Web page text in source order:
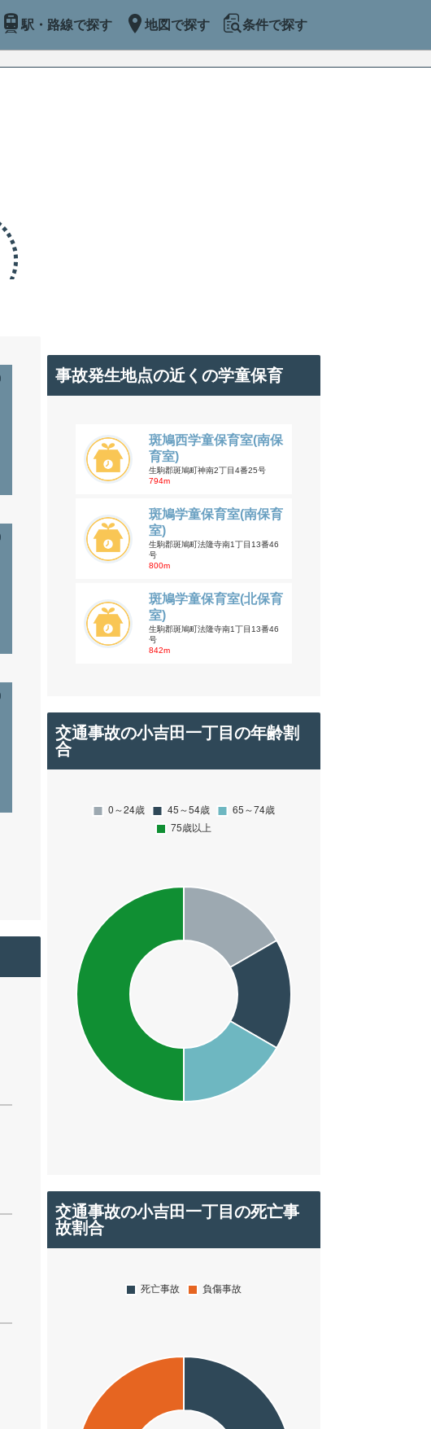
駅・路線で探す 地図で探す 条件で探す
事故発生地点の近くの学童保育
斑鳩西学童保育室(南保
育室)
生駒郡斑鳩町神南2丁目4番25号
794m
斑鳩学童保育室(南保育
室)
生駒郡斑鳩町法隆寺南1丁目13番46
号
800m
斑鳩学童保育室(北保育
室)
生駒郡斑鳩町法隆寺南1丁目13番46
号
842m
交通事故の小吉田一丁目の年齢割
合
交通事故の小吉田一丁目の死亡事
故割合